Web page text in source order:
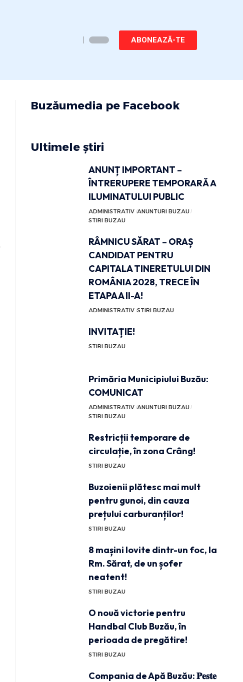
ABONEAZĂ-TE
Buzăumedia pe Facebook
Ultimele știri
ANUNȚ IMPORTANT –
ÎNTRERUPERE TEMPORARĂ A
ILUMINATULUI PUBLIC
ADMINISTRATIV ANUNTURI BUZAU
STIRI BUZAU
RÂMNICU SĂRAT – ORAȘ
CANDIDAT PENTRU
CAPITALA TINERETULUI DIN
ROMÂNIA 2028, TRECE ÎN
ETAPA A II-A!
ADMINISTRATIV STIRI BUZAU
INVITAȚIE!
STIRI BUZAU
Primăria Municipiului Buzău:
COMUNICAT
ADMINISTRATIV ANUNTURI BUZAU
STIRI BUZAU
Restricții temporare de
circulație, în zona Crâng!
STIRI BUZAU
Buzoienii plătesc mai mult
pentru gunoi, din cauza
prețului carburanților!
STIRI BUZAU
8 mașini lovite dintr-un foc, la
Rm. Sărat, de un șofer
neatent!
STIRI BUZAU
O nouă victorie pentru
Handbal Club Buzău, în
perioada de pregătire!
STIRI BUZAU
Compania de Apă Buzău: 𝐏𝐞𝐬𝐭𝐞